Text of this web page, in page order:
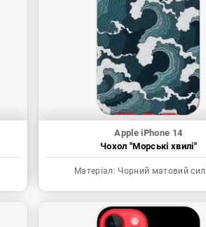
Apple iPhone 14
Чохол "Морські хвилі"
Матеріал: Чорний матовий